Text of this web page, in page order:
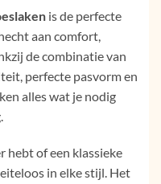
is de perfecte
aan comfort,
de combinatie van
perfecte pasvorm en
alles wat je nodig
hebt of een klassieke
in elke stijl. Het